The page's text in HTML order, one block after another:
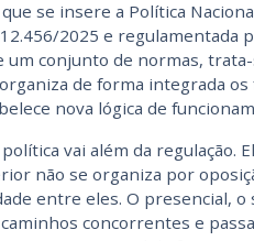
se insere a Política
2025 e regulamentada
um conjunto de normas,
de forma integrada
nova lógica de
vai além da regulação.
não se organiza por
entre eles. O presencial, o
concorrentes e